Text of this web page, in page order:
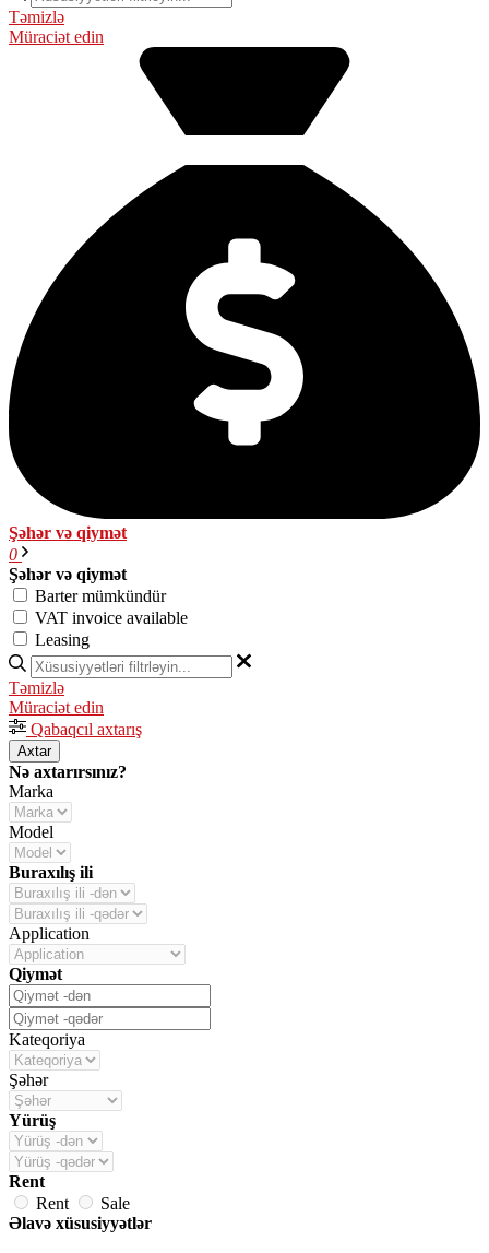
Təmizlə
Müraciət edin
Şəhər və qiymət
0
Şəhər və qiymət
Barter mümkündür
VAT invoice available
Leasing
Təmizlə
Müraciət edin
Qabaqcıl axtarış
Axtar
Nə axtarırsınız?
Marka
Model
Buraxılış ili
Application
Qiymət
Kateqoriya
Şəhər
Yürüş
Rent
Rent
Sale
Əlavə xüsusiyyətlər